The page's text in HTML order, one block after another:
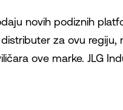
novih podiznih
za ovu
ove marke. JLG